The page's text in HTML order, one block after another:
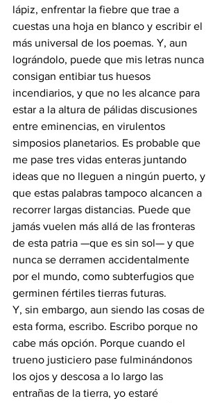
lápiz, enfrentar la fiebre que trae a
cuestas una hoja en blanco y escribir el
más universal de los poemas. Y, aun
lográndolo, puede que mis letras nunca
consigan entibiar tus huesos
incendiarios, y que no les alcance para
estar a la altura de pálidas discusiones
entre eminencias, en virulentos
simposios planetarios. Es probable que
me pase tres vidas enteras juntando
ideas que no lleguen a ningún puerto, y
que estas palabras tampoco alcancen a
recorrer largas distancias. Puede que
jamás vuelen más allá de las fronteras
de esta patria —que es sin sol— y que
nunca se derramen accidentalmente
por el mundo, como subterfugios que
germinen fértiles tierras futuras.
Y, sin embargo, aun siendo las cosas de
esta forma, escribo. Escribo porque no
cabe más opción. Porque cuando el
trueno justiciero pase fulminándonos
los ojos y descosa a lo largo las
entrañas de la tierra, yo estaré